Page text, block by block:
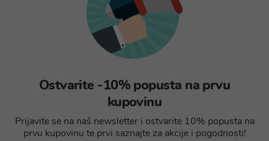
Ostvarite -10% popusta na prvu
kupovinu
Prijavite se na naš newsletter i ostvarite 10% popusta na
prvu kupovinu te prvi saznajte za akcije i pogodnosti!